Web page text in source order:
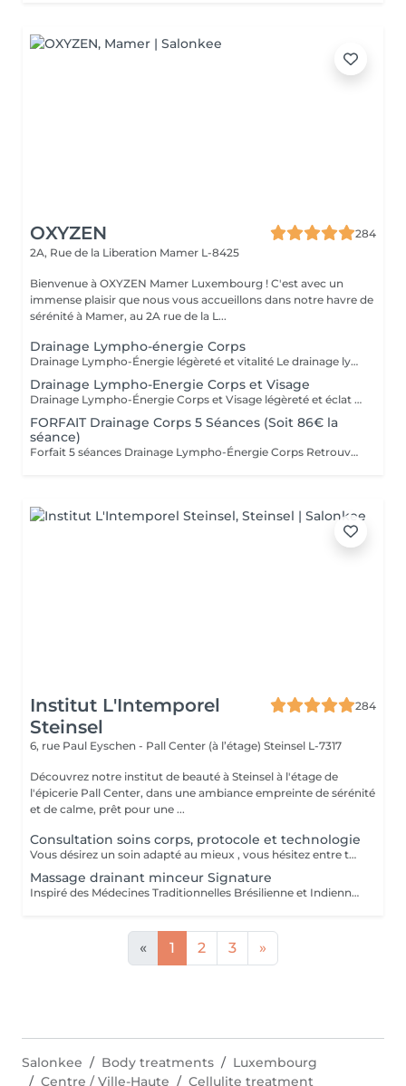
OXYZEN
284
2A, Rue de la Liberation Mamer L-8425
Bienvenue à OXYZEN Mamer Luxembourg ! C'est avec un
immense plaisir que nous vous accueillons dans notre havre de
sérénité à Mamer, au 2A rue de la L...
Drainage Lympho-énergie Corps
Drainage Lympho-Énergie légèreté et vitalité Le drainage lympho-énergie est une méthode douce qui stimule le système lymphatique pour libérer les toxines, réduire la rétention d'eau et améliorer la circulation. Par des gestes précis et respectueux du corps, cette technique procure une sensation de légèreté, apaise le stress et redonne de l'énergie. Bienfaits : affiner la silhouette, diminuer la cellulite, soulager les jambes lourdes, améliorer la circulation, restaurer vitalité et équilibre. Pour prolonger et optimiser les résultats, découvrez nos cartes forfaits à tarif avantageux. Idéal aussi pour faire plaisir sous forme de bon cadeau. - FORFAIT Drainage Corps 5 Séances 430€ ( soit 86€ la séance ) - FORFAIT Drainage Corps 10 Séances 790€ ( soit 79€ la séance ) Déconseillé aux femmes enceintes. Pour en savoir plus, cliquez ici : https://www.oxyzen.lu Avertissement : Nos soins sont dédiés au bien-être et à la relaxation. Ils ne remplacent pas un suivi médical et ne relèvent pas de la kinésithérapie.
Drainage Lympho-Energie Corps et Visage
Drainage Lympho-Énergie Corps et Visage légèreté et éclat Le drainage lympho-énergie est une méthode douce qui stimule le système lymphatique et libère les toxines pour rétablir équilibre et vitalité. * Visage : réduit rides et imperfections, illumine le teint, raffermit l'ovale, atténue acné et couperose, diminue les poches et favorise un véritable lifting naturel. * Corps : aide à lutter contre la cellulite et la rétention d'eau, soulage les jambes lourdes, améliore la circulation, apaise le stress et redonne de l'énergie. Un soin complet qui agit autant sur l'esthétique que sur le bien-être intérieur. Pour optimiser les résultats, découvrez nos cartes forfaits à tarif avantageux. Idéal aussi pour offrir en bon cadeau. Déconseillé aux femmes enceintes. Pour en savoir plus, cliquez ici : https://www.oxyzen.lu Avertissement : Nos soins sont dédiés au bien-être et à la relaxation. Ils ne remplacent pas un suivi médical et ne relèvent pas de la kinésithérapie.
FORFAIT Drainage Corps 5 Séances (Soit 86€ la
séance)
Forfait 5 séances Drainage Lympho-Énergie Corps Retrouvez une silhouette affinée, des jambes légères et plus de vitalité grâce à notre forfait de 5 séances de drainage lympho-énergie corps. Cette méthode naturelle agit sur la circulation, la cellulite, la rétention d'eau, le stress et la perte d'énergie. Avec ce forfait, vous bénéficiez d'un tarif préférentiel : 86 € la séance au lieu de 94 €, soit une remise d'environ 8,5 %. Avantages du forfait : - Résultats renforcés et durables au fil des séances - Accompagnement personnalisé et adapté à vos besoins - Économies substantielles par rapport aux séances unitaires - Flexibilité dans la planification de vos rendez-vous Ce forfait est également le cadeau idéal à offrir à un proche pour lui faire découvrir les bienfaits du drainage lympho-énergie. Déconseillé aux femmes enceintes. Pour en savoir plus, cliquez ici : https://www.oxyzen.lu
Institut L'Intemporel
Steinsel
284
6, rue Paul Eyschen - Pall Center (à l’étage) Steinsel L-7317
Découvrez notre institut de beauté à Steinsel à l'étage de
l'épicerie Pall Center, dans une ambiance empreinte de sérénité
et de calme, prêt pour une ...
Consultation soins corps, protocole et technologie
Vous désirez un soin adapté au mieux , vous hésitez entre toutes nos techniques , machines et protocoles divers. Nous avons donc mis en place ce moment privilégié avec une esthéticienne , qui vous écoutera et répondra à vos attentes en vous conseillant au mieux . Les 25€ de la consultation vous seront déduits de votre soin si vous prenez rdv .
Massage drainant minceur Signature
Inspiré des Médecines Traditionnelles Brésilienne et Indienne, ce soin allie des manuvres de pétrissage, frictions et percussions pour apporter une détoxification et un drainage des tissus, un équilibre global du corps afin de restaurer son image de soi. Conseillé en cure de minimum 10 séances + 2 gratuites.
« 1 2 3 »
Salonkee Body treatments
Luxembourg
Centre / Ville-Haute
Cellulite treatment